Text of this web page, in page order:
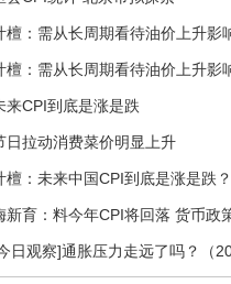
檀：需从长周期看待油价上升影
檀：需从长周期看待油价上升影
来CPI到底是涨是跌
日拉动消费菜价明显上升
檀：未来中国CPI到底是涨是跌？
新育：料今年CPI将回落 货币政
日观察]通胀压力走远了吗？（